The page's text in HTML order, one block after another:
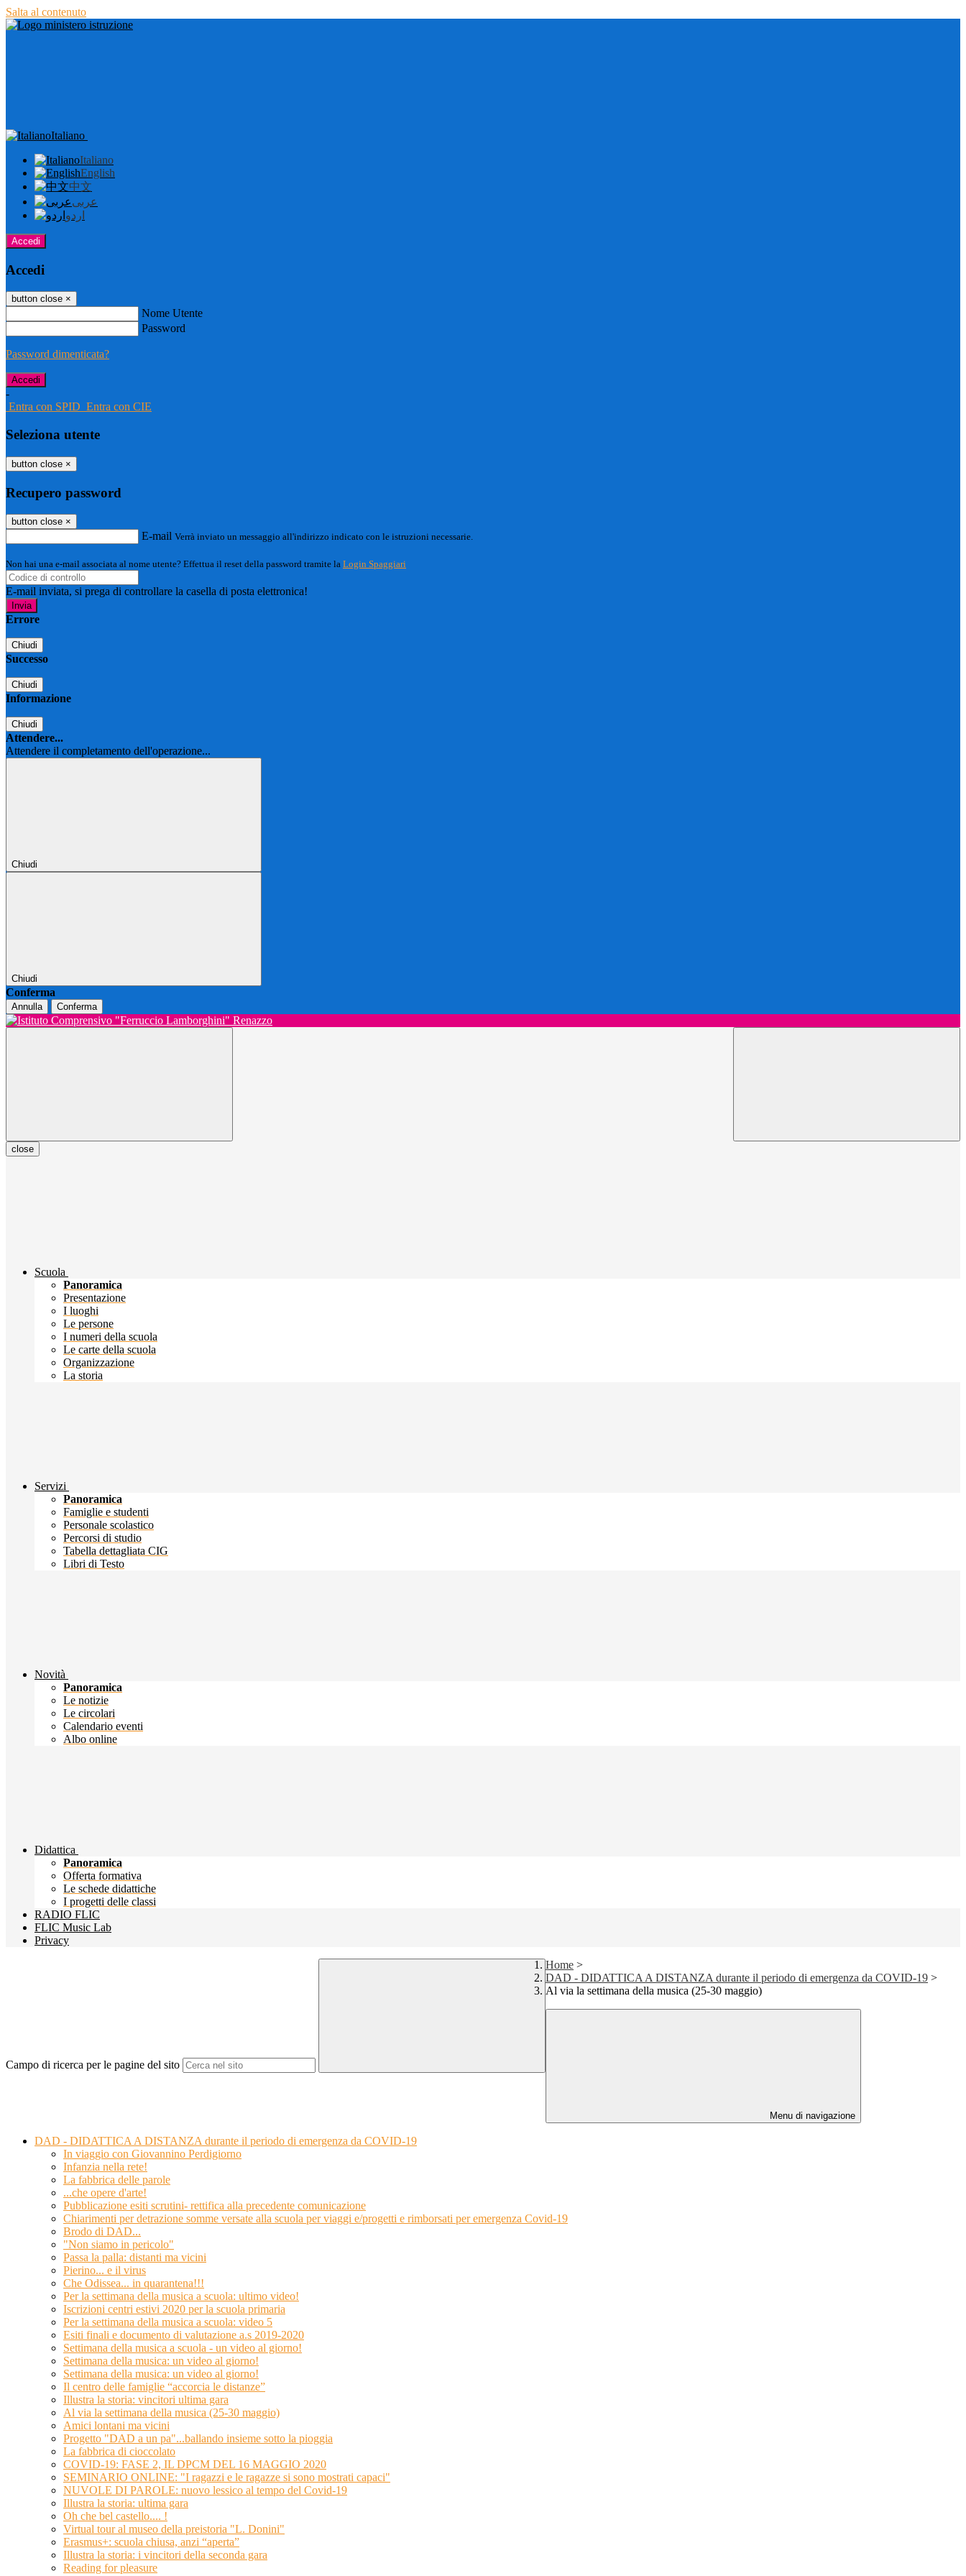
Salta al contenuto
Italiano
Italiano
English
中文
عربى
اردو
Accedi
Accedi
button close ×
Nome Utente
Password
Password dimenticata?
-
Entra con SPID Entra con CIE
Seleziona utente
button close ×
Recupero password
button close ×
E-mail Verrà inviato un messaggio all'indirizzo indicato con le istruzioni necessarie.
Non hai una e-mail associata al nome utente? Effettua il reset della password tramite la Login Spaggiari
E-mail inviata, si prega di controllare la casella di posta elettronica!
Errore
Chiudi
Successo
Chiudi
Informazione
Chiudi
Attendere...
Attendere il completamento dell'operazione...
Chiudi
Chiudi
Conferma
Annulla Conferma
close
Scuola
Panoramica
Presentazione
I luoghi
Le persone
I numeri della scuola
Le carte della scuola
Organizzazione
La storia
Servizi
Panoramica
Famiglie e studenti
Personale scolastico
Percorsi di studio
Tabella dettagliata CIG
Libri di Testo
Novità
Panoramica
Le notizie
Le circolari
Calendario eventi
Albo online
Didattica
Panoramica
Offerta formativa
Le schede didattiche
I progetti delle classi
RADIO FLIC
FLIC Music Lab
Privacy
Campo di ricerca per le pagine del sito
Home >
DAD - DIDATTICA A DISTANZA durante il periodo di emergenza da COVID-19 >
Al via la settimana della musica (25-30 maggio)
Menu di navigazione
DAD - DIDATTICA A DISTANZA durante il periodo di emergenza da COVID-19
In viaggio con Giovannino Perdigiorno
Infanzia nella rete!
La fabbrica delle parole
...che opere d'arte!
Pubblicazione esiti scrutini- rettifica alla precedente comunicazione
Chiarimenti per detrazione somme versate alla scuola per viaggi e/progetti e rimborsati per emergenza Covid-19
Brodo di DAD...
"Non siamo in pericolo"
Passa la palla: distanti ma vicini
Pierino... e il virus
Che Odissea... in quarantena!!!
Per la settimana della musica a scuola: ultimo video!
Iscrizioni centri estivi 2020 per la scuola primaria
Per la settimana della musica a scuola: video 5
Esiti finali e documento di valutazione a.s 2019-2020
Settimana della musica a scuola - un video al giorno!
Settimana della musica: un video al giorno!
Settimana della musica: un video al giorno!
Il centro delle famiglie “accorcia le distanze”
Illustra la storia: vincitori ultima gara
Al via la settimana della musica (25-30 maggio)
Amici lontani ma vicini
Progetto "DAD a un pa"...ballando insieme sotto la pioggia
La fabbrica di cioccolato
COVID-19: FASE 2, IL DPCM DEL 16 MAGGIO 2020
SEMINARIO ONLINE: "I ragazzi e le ragazze si sono mostrati capaci"
NUVOLE DI PAROLE: nuovo lessico al tempo del Covid-19
Illustra la storia: ultima gara
Oh che bel castello.... !
Virtual tour al museo della preistoria "L. Donini"
Erasmus+: scuola chiusa, anzi “aperta”
Illustra la storia: i vincitori della seconda gara
Reading for pleasure